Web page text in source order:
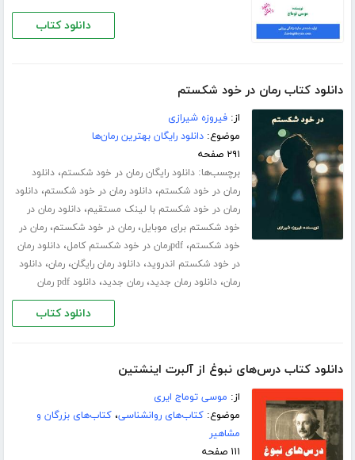
دانلود کتاب
دانلود کتاب رمان در خود شکستم
از:فیروزه شیرازی
موضوع:دانلود رایگان بهترین رمان‌ها
۲۹۱ صفحه
برچسب‌ها:دانلود رایگان رمان در خود شکستم،دانلود
رمان در خود شکستم،دانلود رمان در خود شکستم،دانلود
رمان در خود شکستم با لینک مستقیم،دانلود رمان در
خود شکستم برای موبایل،رمان در خود شکستم،رمان در
خود شکستم،pdfرمان در خود شکستم کامل ،دانلود رمان
در خود شکستم اندروید،دانلود رمان رایگان،رمان،دانلود
رمان،دانلود رمان جدید،رمان جدید،دانلود pdf رمان
دانلود کتاب
دانلود کتاب درس‌های نبوغ از آلبرت اینشتین
از: موسی توماج ایری
موضوع:کتاب‌های روانشناسی،کتاب‌های بزرگان و
مشاهیر
۱۱۱ صفحه